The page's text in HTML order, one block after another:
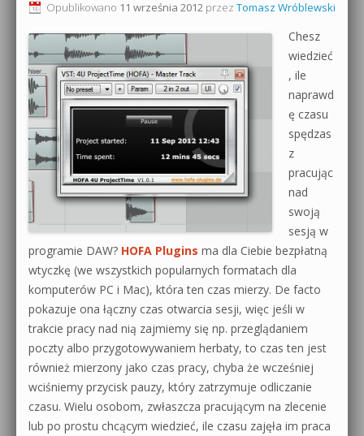
Opublikowano 11 września 2012 przez Tomasz Wróblewski
Chesz
wiedzieć
, ile
naprawd
ę czasu
spędzas
z
pracując
nad
swoją
sesją w
programie DAW? HOFA Plugins ma dla Ciebie bezpłatną
wtyczkę (we wszystkich popularnych formatach dla
komputerów PC i Mac), która ten czas mierzy. De facto
pokazuje ona łączny czas otwarcia sesji, więc jeśli w
trakcie pracy nad nią zajmiemy się np. przeglądaniem
poczty albo przygotowywaniem herbaty, to czas ten jest
również mierzony jako czas pracy, chyba że wcześniej
wciśniemy przycisk pauzy, który zatrzymuje odliczanie
czasu. Wielu osobom, zwłaszcza pracującym na zlecenie
lub po prostu chcącym wiedzieć, ile czasu zajęła im praca